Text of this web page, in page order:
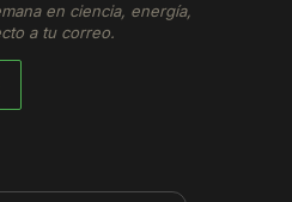
en ciencia, energía,
a tu correo.